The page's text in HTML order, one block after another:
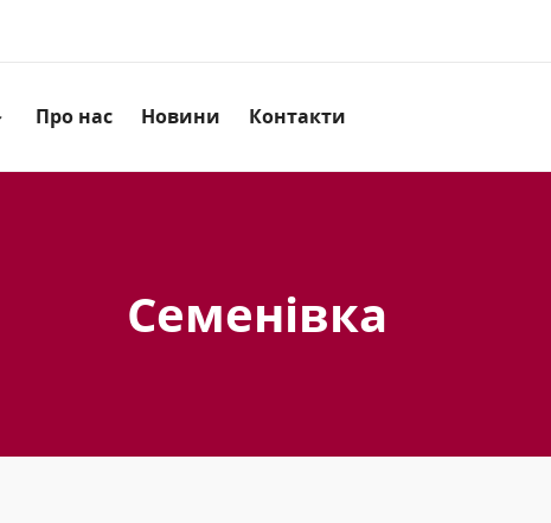
Про нас Новини Контакти
Семенівка